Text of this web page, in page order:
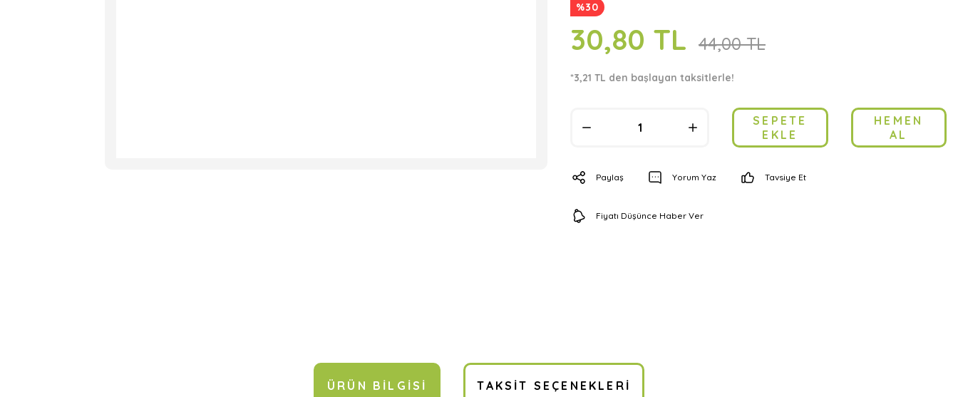
%30
30,80 TL 44,00 TL
*3,21 TL den başlayan taksitlerle!
SEPETE
EKLE
HEMEN
AL
Paylaş Yorum Yaz Tavsiye Et
Fiyatı Düşünce Haber Ver
ÜRÜN BILGISI TAKSIT SEÇENEKLERI